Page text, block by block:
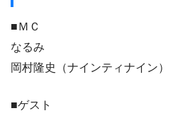
■ＭＣ
なるみ
岡村隆史（ナインティナイン）
■ゲスト